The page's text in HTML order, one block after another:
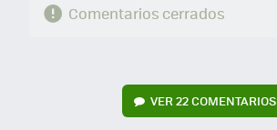
Comentarios cerrados
VER 22 COMENTARIOS